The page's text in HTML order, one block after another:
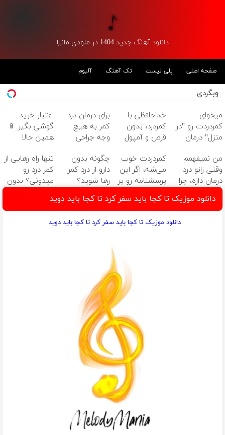
دانلود آهنگ جدید 1404 در ملودی مانیا
صفحه اصلی پلی لیست تک آهنگ آلبوم
وبگردی
میخوای
کمردردت رو "در
منزل" درمان
◂پرسش‌نامه)
خداحافظی با
کمردرد، بدون
قرص و آمپول
برای درمان درد
کمر به هیچ
وجه جراحی
پرسش‌نامه رو پر
کن ▶
اعتبار خرید
گوشی بگیر 📱
همین حالا
بده 🎯
من نمیفهمم
وقتی زانو درد
درمان داره، چرا
دردش رو داری
تحمل میکنی؟❗
کمردردت خوب
می‌شه، اگر این
پرسشنامه رو پر
چگونه بدون
دارو از درد کمر
رها شوید؟
پرکن)
تنها راه رهایی از
کمر درد رو
میدونی؟ بدون
(◂پرسش‌نامه)دانلود موزیک تا کجا باید سفر کرد تا کجا باید دوید
دانلود موزیک تا کجا باید سفر کرد تا کجا باید دوید